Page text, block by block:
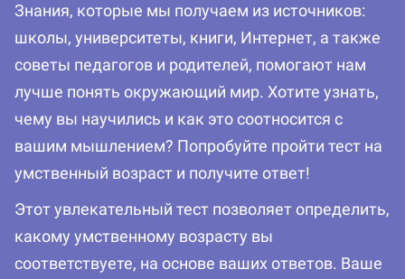
Знания, которые мы получаем из источников:
школы, университеты, книги, Интернет, а также
советы педагогов и родителей, помогают нам
лучше понять окружающий мир. Хотите узнать,
чему вы научились и как это соотносится с
вашим мышлением? Попробуйте пройти тест на
умственный возраст и получите ответ!
Этот увлекательный тест позволяет определить,
какому умственному возрасту вы
соответствуете, на основе ваших ответов. Ваше